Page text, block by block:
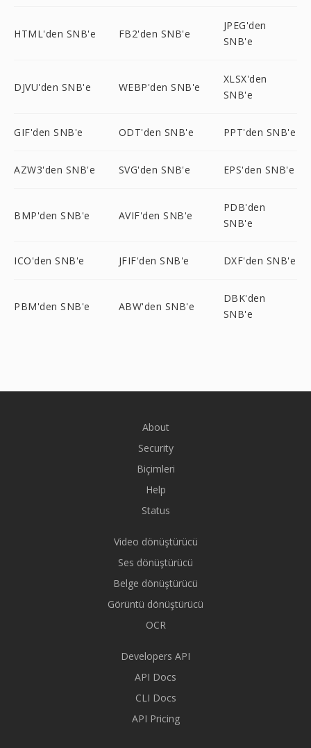
HTML'den SNB'e FB2'den SNB'e
JPEG'den
SNB'e
DJVU'den SNB'e WEBP'den SNB'e
XLSX'den
SNB'e
GIF'den SNB'e ODT'den SNB'e PPT'den SNB'e
AZW3'den SNB'e SVG'den SNB'e EPS'den SNB'e
BMP'den SNB'e AVIF'den SNB'e
PDB'den
SNB'e
ICO'den SNB'e JFIF'den SNB'e DXF'den SNB'e
PBM'den SNB'e ABW'den SNB'e
DBK'den
SNB'e
About
Security
Biçimleri
Help
Status
Video dönüştürücü
Ses dönüştürücü
Belge dönüştürücü
Görüntü dönüştürücü
OCR
Developers API
API Docs
CLI Docs
API Pricing